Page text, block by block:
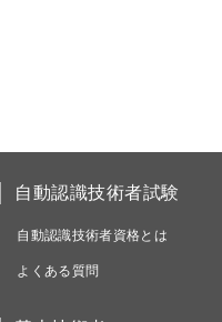
自動認識技術者試験
自動認識技術者資格とは
よくある質問